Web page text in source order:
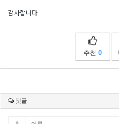
감사합니다
추천 0
댓글